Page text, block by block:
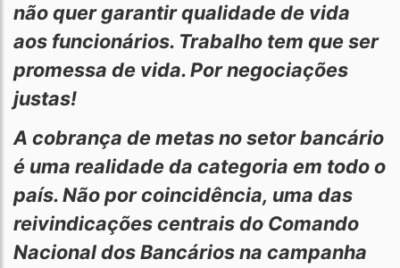
não quer garantir qualidade de vida
aos funcionários. Trabalho tem que ser
promessa de vida. Por negociações
justas!
A cobrança de metas no setor bancário
é uma realidade da categoria em todo o
país. Não por coincidência, uma das
reivindicações centrais do Comando
Nacional dos Bancários na campanha